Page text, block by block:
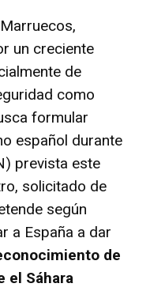
un creciente
de
como
formular
español durante
prevista este
solicitado de
según
a España a dar
de
el Sáhara